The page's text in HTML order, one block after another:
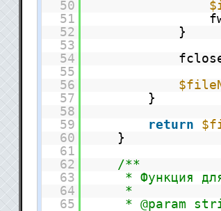
50
51
52
}
53
54
55
56
57
}
58
59
return
60
}
61
62
/**
63
* Функция
64
*
65
* @param